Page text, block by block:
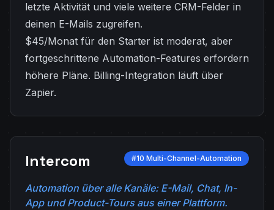
letzte Aktivität und viele weitere CRM-Felder in
deinen E-Mails zugreifen.
$45/Monat für den Starter ist moderat, aber
fortgeschrittene Automation-Features erfordern
höhere Pläne. Billing-Integration läuft über
Zapier.
Intercom #10 Multi-Channel-Automation
Automation über alle Kanäle: E-Mail, Chat, In-
App und Product-Tours aus einer Plattform.